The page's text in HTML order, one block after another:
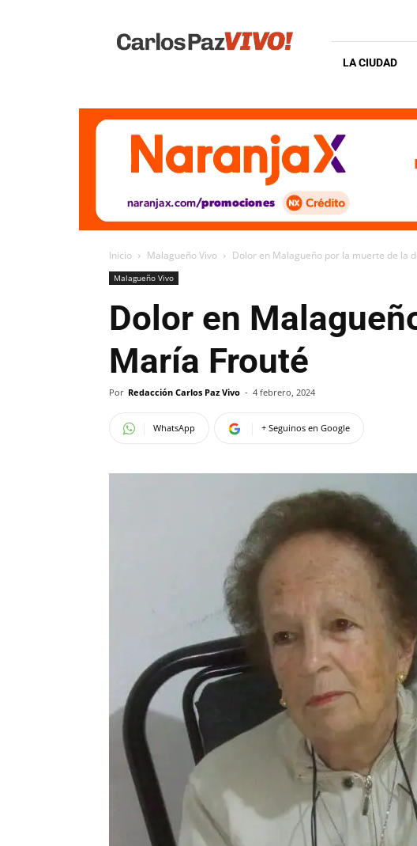
Vivo
LA CIUDAD
Inicio Malagueño Vivo Dolor en Malagueño por la muerte de la
Malagueño Vivo
Dolor en
María Frouté
Por Redacción Carlos Paz Vivo - 4 febrero, 2024
WhatsApp + Seguinos en Google